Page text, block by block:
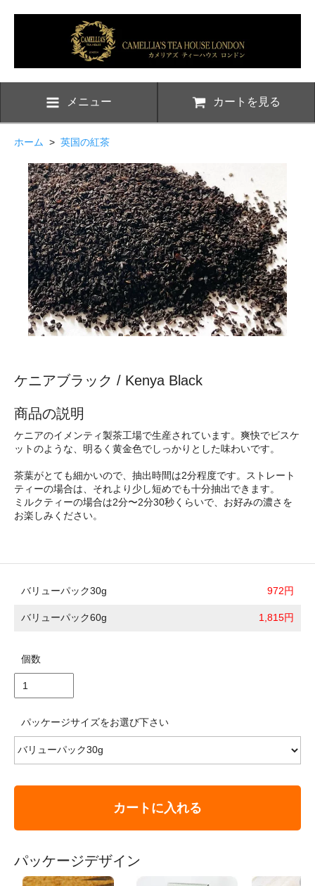
メニュー カートを見る
ホーム > 英国の紅茶
ケニアブラック / Kenya Black
商品の説明
ケニアのイメンティ製茶工場で生産されています。爽快でビスケ
ットのような、明るく黄金色でしっかりとした味わいです。
茶葉がとても細かいので、抽出時間は2分程度です。ストレート
ティーの場合は、それより少し短めでも十分抽出できます。
ミルクティーの場合は2分〜2分30秒くらいで、お好みの濃さを
お楽しみください。
バリューパック30g 972円
バリューパック60g 1,815円
個数
パッケージサイズをお選び下さい
カートに入れる
パッケージデザイン